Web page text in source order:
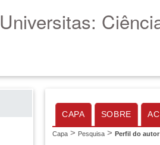
Universitas:
CAPA SOBRE
Capa > Pesquisa > Perfil do autor